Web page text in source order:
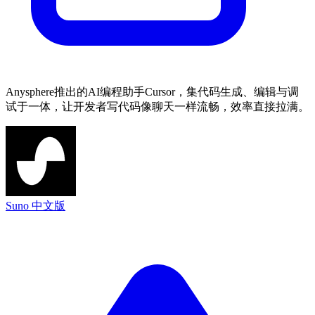
Anysphere推出的AI编程助手Cursor，集代码生成、编辑与调
试于一体，让开发者写代码像聊天一样流畅，效率直接拉满。
Suno 中文版